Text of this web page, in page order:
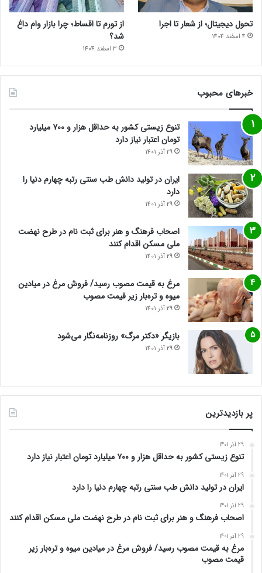
تحول دیجیتال؛ از شعار تا اجرا
4 اسفند 1404
از تورم تا اقساط؛ چرا بازار وام داغ
شد؟
3 اسفند 1404
خبرهای محبوب
تنوع زیستی کشور به حداقل هزار و ۷۰۰ میلیارد
تومان اعتبار نیاز دارد
29 آذر 1401
ایران در تولید دانش طب سنتی رتبه چهارم دنیا را
دارد
29 آذر 1401
اصحاب فرهنگ و هنر برای ثبت نام در طرح نهضت
ملی مسکن اقدام کنند
29 آذر 1401
مرغ به قیمت مصوب رسید/ فروش مرغ در میادین
میوه و تره‌بار زیر قیمت مصوب
29 آذر 1401
بازیگر «دکتر مرگ» روزنامه‌نگار می‌شود
29 آذر 1401
پر بازدیدترین
29 آذر 1401
تنوع زیستی کشور به حداقل هزار و ۷۰۰ میلیارد تومان اعتبار نیاز دارد
29 آذر 1401
ایران در تولید دانش طب سنتی رتبه چهارم دنیا را دارد
29 آذر 1401
اصحاب فرهنگ و هنر برای ثبت نام در طرح نهضت ملی مسکن اقدام کنند
29 آذر 1401
مرغ به قیمت مصوب رسید/ فروش مرغ در میادین میوه و تره‌بار زیر
قیمت مصوب